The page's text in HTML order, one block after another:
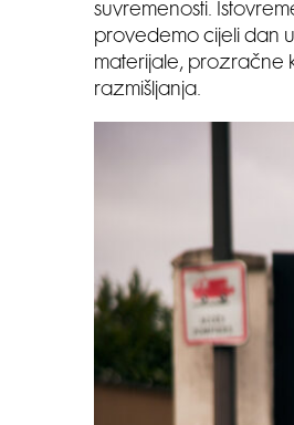
suvremenosti.
provedemo cijeli dan
materijale, prozračne
razmišljanja.